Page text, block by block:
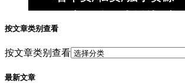
按文章类别查看
按文章类别查看
最新文章